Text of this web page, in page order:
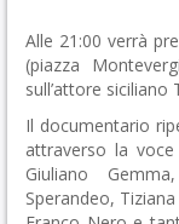
Alle 21:00 verrà
(piazza
sull’attore siciliano
Il documentario
attraverso la
Giuliano
Sperandeo,